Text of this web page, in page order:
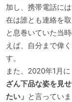
加し、携帯電話に
在は誰とも連絡を
と息巻いていた当
えば、自分まで偉
す。
また、2020年1月に
ざん下品な姿を見
たい」 と言ってい